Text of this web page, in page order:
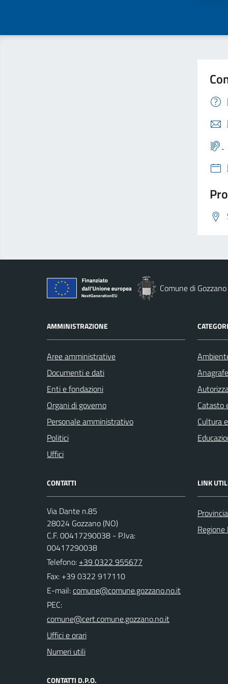
Comune di Gozzano
AMMINISTRAZIONE
Aree amministrative
Documenti e dati
Enti e fondazioni
Organi di governo
Personale amministrativo
Politici
Uffici
Catasto
Cultura
CONTATTI
Via Dante n.85
28024 Gozzano (NO)
C.F. 00417290038 - P.Iva:
00417290038
Telefono: +39 0322 955677
Fax: +39 0322 917110
E-mail:
PEC:
Uffici e orari
Numeri utili
CONTATTI D.P.O.
LINK